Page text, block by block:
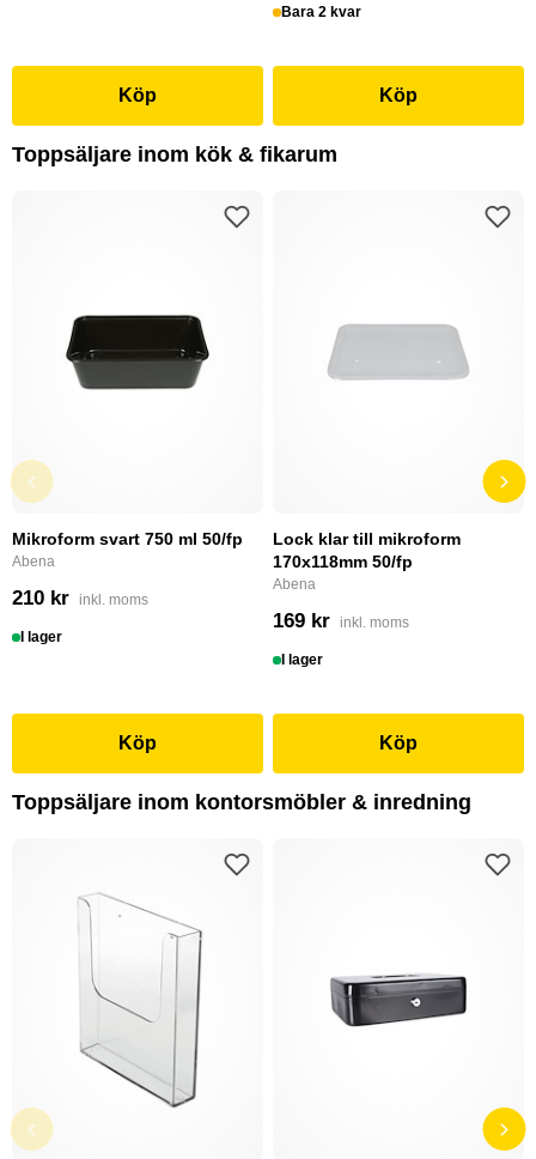
Köp
Bara 2 kvar
Köp
Toppsäljare inom kök & fikarum
Mikroform svart 750 ml 50/fp
Abena
210 kr inkl. moms
I lager
Köp
Lock klar till mikroform
170x118mm 50/fp
Abena
169 kr inkl. moms
I lager
Köp
Toppsäljare inom kontorsmöbler & inredning